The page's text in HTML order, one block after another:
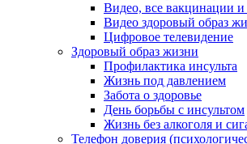
Видео, все вакцинации
Видео здоровый образ
Цифровое телевидение
Здоровый образ жизни
Профилактика инсульта
Жизнь под давлением
Забота о здоровье
День борьбы с инсультом
Жизнь без алкоголя и
Телефон доверия